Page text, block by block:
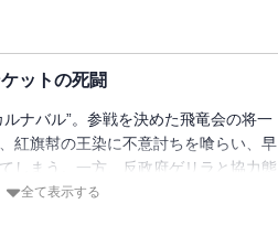
ットの死闘
ナバル”。参戦を決めた飛竜会の将一
紅旗幇の王染に不意討ちを喰らい、早
しまう。一方、反政府ゲリラと協力態
は、引き替え条件に麻薬密売組織の幹
全て表示する